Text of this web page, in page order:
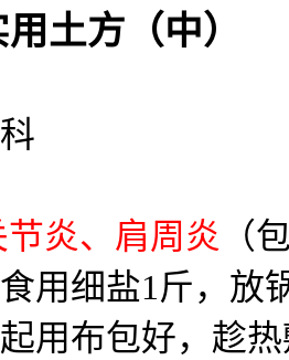
土方（中）
节炎、肩周炎 （
用细盐1 斤，放
用布包好，趁